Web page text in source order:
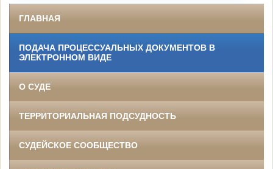
ГЛАВНАЯ
ПОДАЧА ПРОЦЕССУАЛЬНЫХ ДОКУМЕНТОВ В
ЭЛЕКТРОННОМ ВИДЕ
О СУДЕ
ТЕРРИТОРИАЛЬНАЯ ПОДСУДНОСТЬ
СУДЕЙСКОЕ СООБЩЕСТВО